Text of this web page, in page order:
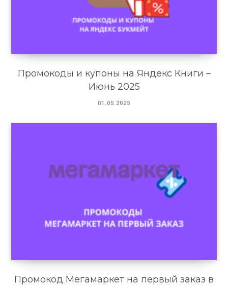
Промокоды и купоны на Яндекс Книги –
Июнь 2025
01.05.2025
Промокод Мегамаркет на первый заказ в